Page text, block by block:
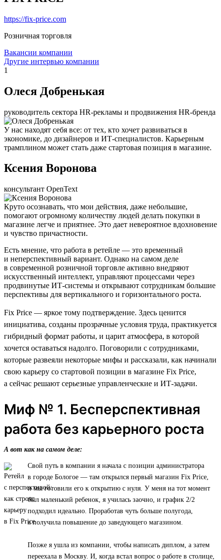
https://fix-price.com
Розничная торговля
Вакансии компании
Другие интервью компании
1
Олеся Добренькая
руководитель сектора HR-рекламы и продвижения HR-бренда
У нас находят себя все: от тех, кто хочет развиваться в
экономике, до дизайнеров и ИТ-специалистов. Карьерным
трамплином может стать даже стартовая позиция в магазине.
Ксения Воронова
консультант OpenText
Круто осознавать, что мои действия, даже небольшие,
помогают огромному количеству людей делать покупки в
магазине легче и приятнее. Это дает невероятное вдохновение
и чувство причастности.
Есть мнение, что работа в ретейле — это временный
и неперспективный вариант. Однако на самом деле
в современной розничной торговле активно внедряют
искусственный интеллект, управляют процессами через
продвинутые ИТ-системы и открывают сотрудникам большие
перспективы для вертикального и горизонтального роста.
Fix Price — яркое тому подтверждение. Здесь ценится
инициатива, созданы прозрачные условия труда, практикуется
гибридный формат работы, и царит атмосфера, в которой
хочется оставаться надолго. Поговорили с сотрудниками,
которые развеяли некоторые мифы и рассказали, как начинали
свою карьеру со стартовой позиции в магазине Fix Price,
а сейчас решают серьезные управленческие и ИТ-задачи.
Миф № 1. Бесперспективная
работа без карьерного роста
А вот как на самом деле:
Свой путь в компании я начала с позиции администратора
в городе Бологое — там открылся первый магазин Fix Price,
и мы готовили его к открытию с нуля. У меня на тот момент
был маленький ребенок, я училась заочно, и график 2/2
подходил идеально. Проработав чуть больше полугода,
я получила повышение до заведующего магазином.
Позже я ушла из компании, чтобы написать диплом, а затем
переехала в Москву. И, когда встал вопрос о работе в столице,